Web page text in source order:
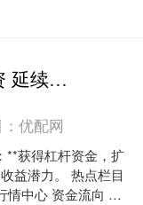
投资炒股配资 延续逆季节性累库趋势 玻璃盘面低位震荡
：优配网
**获得杠杆资金，扩
益潜力。 热点栏目
情中心 资金流向 模